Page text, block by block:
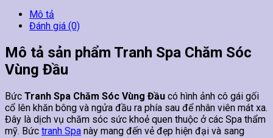
Mô tả
Đánh giá (0)
Mô tả sản phẩm Tranh Spa Chăm Sóc
Vùng Đầu
Bức Tranh Spa Chăm Sóc Vùng Đầu có hình ảnh cô gái gối
cổ lên khăn bông và ngửa đầu ra phía sau để nhân viên mát xa.
Đây là dịch vụ chăm sóc sức khoẻ quen thuộc ở các Spa thẩm
mỹ. Bức tranh Spa này mang đến vẻ đẹp hiện đại và sang